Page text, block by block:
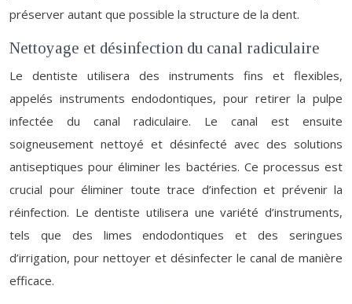
préserver autant que possible la structure de la dent.
Nettoyage et désinfection du canal radiculaire
Le dentiste utilisera des instruments fins et flexibles,
appelés instruments endodontiques, pour retirer la pulpe
infectée du canal radiculaire. Le canal est ensuite
soigneusement nettoyé et désinfecté avec des solutions
antiseptiques pour éliminer les bactéries. Ce processus est
crucial pour éliminer toute trace d’infection et prévenir la
réinfection. Le dentiste utilisera une variété d’instruments,
tels que des limes endodontiques et des seringues
d’irrigation, pour nettoyer et désinfecter le canal de manière
efficace.